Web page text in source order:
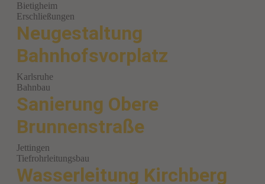
Bietigheim
Erschließungen
Neugestaltung
Bahnhofsvorplatz
Karlsruhe
Bahnbau
Sanierung Obere
Brunnenstraße
Jettingen
Tiefrohrleitungsbau
Wasserleitung Kirchberg